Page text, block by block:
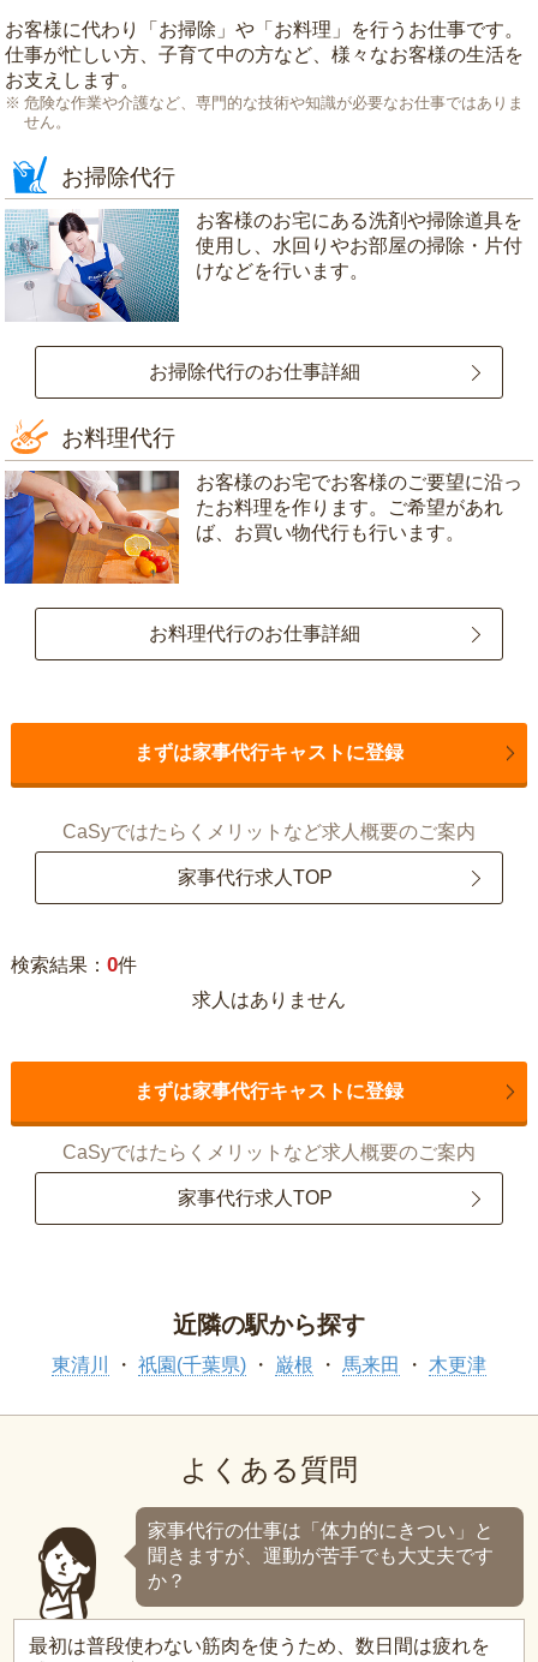
お客様に代わり「 お掃除 」や「 お料理 」を行うお仕事です。
仕事が忙しい方、子育て中の方など、様々なお客様の生活を
お支えします。
危険な作業や介護など、専門的な技術や知識が必要なお仕事ではありま
せん。
お掃除代行
お客様のお宅にある洗剤や掃除道具を
使用し、水回りやお部屋の掃除・片付
けなどを行います。
お掃除代行のお仕事詳細
お料理代行
お客様のお宅でお客様のご要望に沿っ
たお料理を作ります。ご希望があれ
ば、お買い物代行も行います。
お料理代行のお仕事詳細
まずは家事代行キャストに登録
CaSyではたらくメリットなど求人概要のご案内
家事代行求人TOP
検索結果： 0件
求人はありません
まずは家事代行キャストに登録
CaSyではたらくメリットなど求人概要のご案内
家事代行求人TOP
近隣の駅から探す
東清川 祇園(千葉県) 巌根 馬来田 木更津
よくある質問
家事代行の仕事は「体力的にきつい」と
聞きますが、運動が苦手でも大丈夫です
か？
最初は普段使わない筋肉を使うため、数日間は疲れを